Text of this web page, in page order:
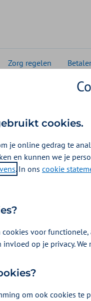
Zorg regelen
Stress is
cookies.
je online gedrag te
en kunnen we je
. In ons cookie
voor
op je privacy.
om ook cookies te